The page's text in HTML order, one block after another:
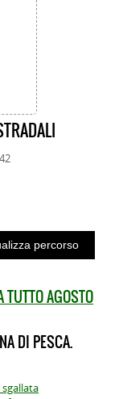
TUTTO AGOSTO
DI PESCA.